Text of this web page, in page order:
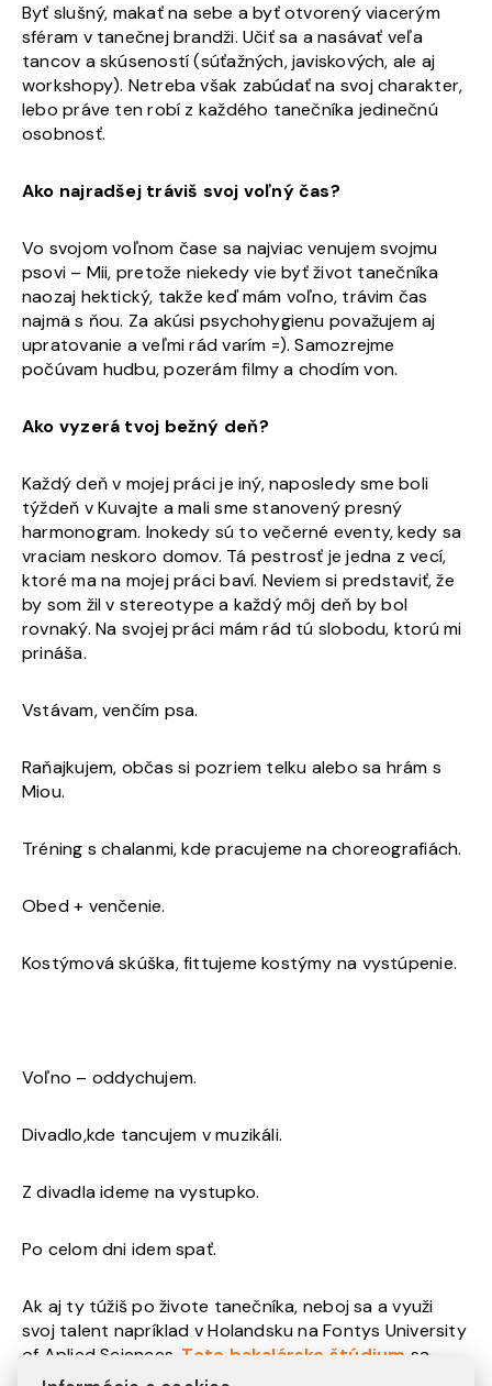
Byť slušný, makať na sebe a byť otvorený viacerým
sféram v tanečnej brandži. Učiť sa a nasávať veľa
tancov a skúseností (súťažných, javiskových, ale aj
workshopy). Netreba však zabúdať na svoj charakter,
lebo práve ten robí z každého tanečníka jedinečnú
osobnosť.
Ako najradšej tráviš svoj voľný čas?
Vo svojom voľnom čase sa najviac venujem svojmu
psovi – Mii, pretože niekedy vie byť život tanečníka
naozaj hektický, takže keď mám voľno, trávim čas
najmä s ňou. Za akúsi psychohygienu považujem aj
upratovanie a veľmi rád varím =). Samozrejme
počúvam hudbu, pozerám filmy a chodím von.
Ako vyzerá tvoj bežný deň?
Každý deň v mojej práci je iný, naposledy sme boli
týždeň v Kuvajte a mali sme stanovený presný
harmonogram. Inokedy sú to večerné eventy, kedy sa
vraciam neskoro domov. Tá pestrosť je jedna z vecí,
ktoré ma na mojej práci baví. Neviem si predstaviť, že
by som žil v stereotype a každý môj deň by bol
rovnaký. Na svojej práci mám rád tú slobodu, ktorú mi
prináša.
Vstávam, venčím psa.
Raňajkujem, občas si pozriem telku alebo sa hrám s
Miou.
Tréning s chalanmi, kde pracujeme na choreografiách.
Obed + venčenie.
Kostýmová skúška, fittujeme kostýmy na vystúpenie.
Voľno – oddychujem.
Divadlo,kde tancujem v muzikáli.
Z divadla ideme na vystupko.
Po celom dni idem spať.
Ak aj ty túžiš po živote tanečníka, neboj sa a využi
svoj talent napríklad v Holandsku na Fontys University
of Aplied Sciences. Toto bakalárske štúdium sa
vyučuje len v holandštine, čiže minimálne základy by si